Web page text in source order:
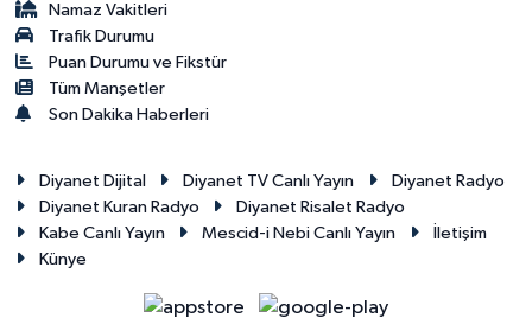
Namaz Vakitleri
Trafik Durumu
Puan Durumu ve Fikstür
Tüm Manşetler
Son Dakika Haberleri
Diyanet Dijital Diyanet TV Canlı Yayın
Diyanet Radyo
Diyanet Kuran Radyo
Diyanet Risalet Radyo
Kabe Canlı Yayın
Mescid-i Nebi Canlı Yayın
İletişim
Künye